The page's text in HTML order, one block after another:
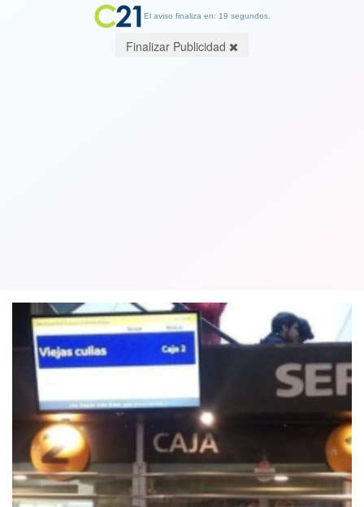
El aviso finaliza en: 19 segundos.
Finalizar Publicidad